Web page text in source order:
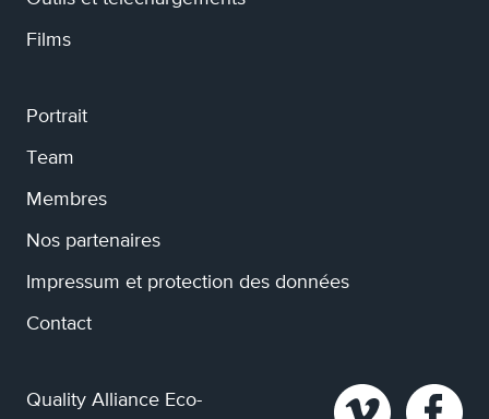
Films
Portrait
Team
Membres
Nos partenaires
Impressum et protection des données
Contact
Quality Alliance Eco-